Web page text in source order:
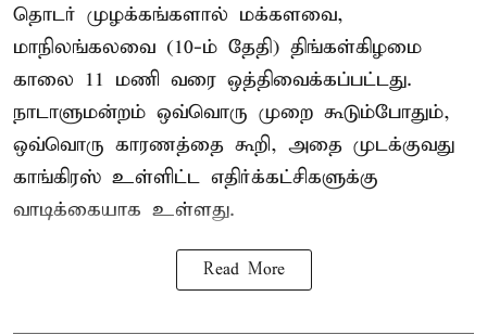
தொடர் முழக்கங்களால் மக்களவை,
மாநிலங்கலவை (10-ம் தேதி) திங்கள்கிழமை
காலை 11 மணி வரை ஒத்திவைக்கப்பட்டது.
நாடாளுமன்றம் ஒவ்வொரு முறை கூடும்போதும்,
ஒவ்வொரு காரணத்தை கூறி, அதை முடக்குவது
காங்கிரஸ் உள்ளிட்ட எதிர்க்கட்சிகளுக்கு
வாடிக்கையாக உள்ளது.
Read More